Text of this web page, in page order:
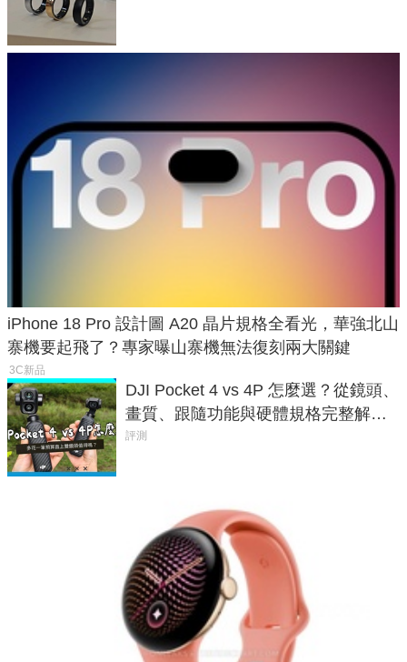
iPhone 18 Pro 設計圖 A20 晶片規格全看光，華強北山
寨機要起飛了？專家曝山寨機無法復刻兩大關鍵
3C新品
DJI Pocket 4 vs 4P 怎麼選？從鏡頭、
畫質、跟隨功能與硬體規格完整解
析，一次看懂兩台差異
評測